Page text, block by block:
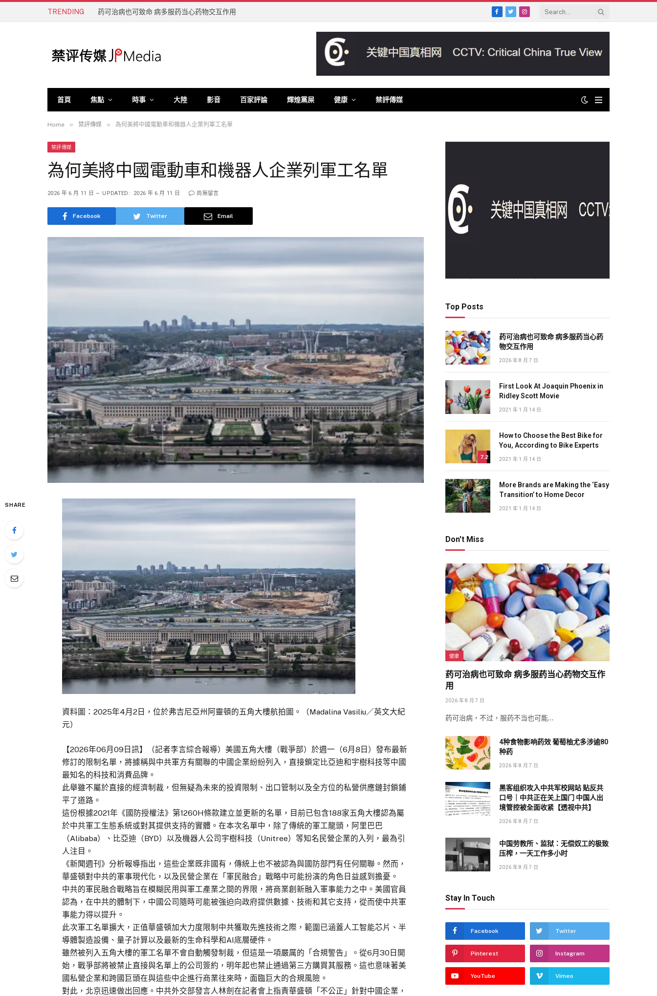
TRENDING 药可治病也可致命 病多服药当心药物交互作用
Facebook
TwitterInstagram
首頁 焦點 時事 大陸 影音 百家評論 輝煌黨屎 健康 禁評傳媒
Home » 禁評傳媒 » 為何美將中國電動車和機器人企業列軍工名單
禁評傳媒
為何美將中國電動車和機器人企業列軍工名單
2026 年 6 月 11 日 UPDATED: 2026 年 6 月 11 日 尚無留言
Facebook Twitter Email
SHARE
資料圖：2025年4月2日，位於弗吉尼亞州阿靈頓的五角大樓航拍圖。（Madalina Vasiliu／英文大紀
元）
【2026年06月09日訊】（記者李言綜合報導）美國五角大樓（戰爭部）於週一（6月8日）發布最新
修訂的限制名單，將據稱與中共軍方有關聯的中國企業紛紛列入，直接鎖定比亞迪和宇樹科技等中國
最知名的科技和消費品牌。
此舉雖不屬於直接的經濟制裁，但無疑為未來的投資限制、出口管制以及全方位的私營供應鏈封鎖鋪
平了道路。
這份根據2021年《國防授權法》第1260H條款建立並更新的名單，目前已包含188家五角大樓認為屬
於中共軍工生態系統或對其提供支持的實體。在本次名單中，除了傳統的軍工龍頭，阿里巴巴
（Alibaba）、比亞迪（BYD）以及機器人公司宇樹科技（Unitree）等知名民營企業的入列，最為引
人注目。
《新聞週刊》分析報導指出，這些企業既非國有，傳統上也不被認為與國防部門有任何關聯。然而，
華盛頓對中共的軍事現代化，以及民營企業在「軍民融合」戰略中可能扮演的角色日益感到擔憂。
中共的軍民融合戰略旨在模糊民用與軍工產業之間的界限，將商業創新融入軍事能力之中。美國官員
認為，在中共的體制下，中國公司隨時可能被強迫向政府提供數據、技術和其它支持，從而使中共軍
事能力得以提升。
此次軍工名單擴大，正值華盛頓加大力度限制中共獲取先進技術之際，範圍已涵蓋人工智能芯片、半
導體製造設備、量子計算以及最新的生命科學和AI底層硬件。
雖然被列入五角大樓的軍工名單不會自動觸發制裁，但這是一項嚴厲的「合規警告」。從6月30日開
始，戰爭部將被禁止直接與名單上的公司簽約，明年起也禁止通過第三方購買其服務。這也意味著美
國私營企業和跨國巨頭在與這些中企進行商業往來時，面臨巨大的合規風險。
對此，北京迅速做出回應。中共外交部發言人林劍在記者會上指責華盛頓「不公正」針對中國企業，
Top Posts
药可治病也可致命 病多服药当心药
物交互作用
2026 年 8 月 7 日
First Look At Joaquin Phoenix in
Ridley Scott Movie
2021 年 1 月 14 日
7.2
How to Choose the Best Bike for
You, According to Bike Experts
2021 年 1 月 14 日
More Brands are Making the ‘Easy
Transition’ to Home Decor
2021 年 1 月 14 日
Don't Miss
健康
药可治病也可致命 病多服药当心药物交互作
用
2026 年 8 月 7 日
药可治病，不过，服药不当也可能…
4种食物影响药效 葡萄柚尤多涉逾80
种药
2026 年 8 月 7 日
黑客组织攻入中共军校网站 贴反共
口号｜中共正在关上国门 中国人出
境管控被全面收紧【透视中共】
2026 年 8 月 7 日
中国劳教所、监狱：无偿奴工的极致
压榨，一天工作多小时
2026 年 8 月 7 日
Stay In Touch
Facebook Twitter
Pinterest Instagram
YouTube Vimeo